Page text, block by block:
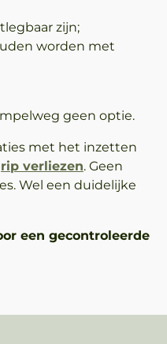
zijn;
worden met
geen optie.
met het inzetten
verliezen. Geen
Wel een duidelijke
een gecontroleerde